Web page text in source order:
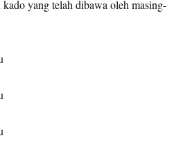
yang telah dibawa oleh masing-